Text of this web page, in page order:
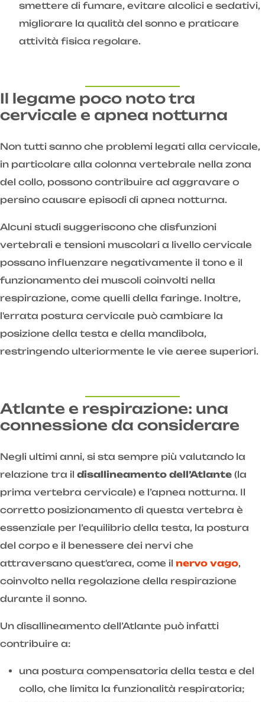
smettere di fumare, evitare alcolici e sedativi,
migliorare la qualità del sonno e praticare
attività fisica regolare.
Il legame poco noto tra
cervicale e apnea notturna
Non tutti sanno che problemi legati alla cervicale,
in particolare alla colonna vertebrale nella zona
del collo, possono contribuire ad aggravare o
persino causare episodi di apnea notturna.
Alcuni studi suggeriscono che disfunzioni
vertebrali e tensioni muscolari a livello cervicale
possano influenzare negativamente il tono e il
funzionamento dei muscoli coinvolti nella
respirazione, come quelli della faringe. Inoltre,
l'errata postura cervicale può cambiare la
posizione della testa e della mandibola,
restringendo ulteriormente le vie aeree superiori.
Atlante e respirazione: una
connessione da considerare
Negli ultimi anni, si sta sempre più valutando la
relazione tra il disallineamento dell’Atlante (la
prima vertebra cervicale) e l’apnea notturna. Il
corretto posizionamento di questa vertebra è
essenziale per l’equilibrio della testa, la postura
del corpo e il benessere dei nervi che
attraversano quest'area, come il nervo vago,
coinvolto nella regolazione della respirazione
durante il sonno.
Un disallineamento dell’Atlante può infatti
contribuire a:
una postura compensatoria della testa e del
collo, che limita la funzionalità respiratoria;